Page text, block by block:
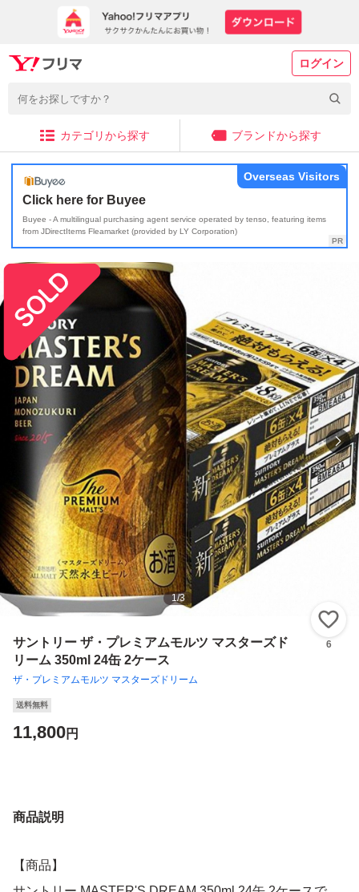
ログイン
カテゴリから探す ブランドから探す
Click here for Buyee
Buyee - A multilingual purchasing agent service operated by tenso, featuring items
from JDirectItems Fleamarket (provided by LY Corporation)
Overseas Visitors
1/3
サントリー ザ・プレミアムモルツ マスターズド
リーム 350ml 24缶 2ケース
ザ・プレミアムモルツ マスターズドリーム
6
送料無料
11,800円
商品説明
【商品】